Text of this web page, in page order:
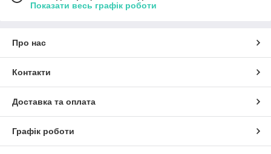
Показати весь графік роботи
Про нас
Контакти
Доставка та оплата
Графік роботи